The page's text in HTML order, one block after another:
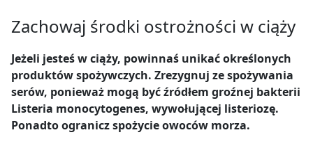
Zachowaj środki ostrożności w ciąży
Jeżeli jesteś w ciąży, powinnaś unikać określonych
produktów spożywczych. Zrezygnuj ze spożywania
serów, ponieważ mogą być źródłem groźnej bakterii
Listeria monocytogenes, wywołującej listeriozę.
Ponadto ogranicz spożycie owoców morza.